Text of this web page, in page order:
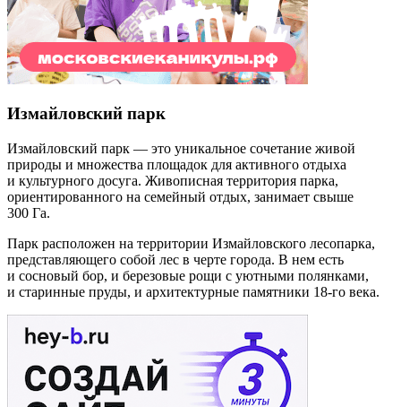
Измайловский парк
Измайловский парк — это уникальное сочетание живой
природы и множества площадок для активного отдыха
и культурного досуга. Живописная территория парка,
ориентированного на семейный отдых, занимает свыше
300 Га.
Парк расположен на территории Измайловского лесопарка,
представляющего собой лес в черте города. В нем есть
и сосновый бор, и березовые рощи с уютными полянками,
и старинные пруды, и архитектурные памятники 18-го века.